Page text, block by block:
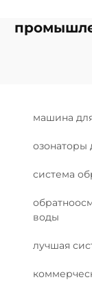
машина
озонаторы
система
воды
лучшая